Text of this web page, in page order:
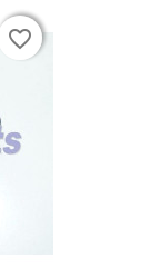
favorite_border
favorite_border